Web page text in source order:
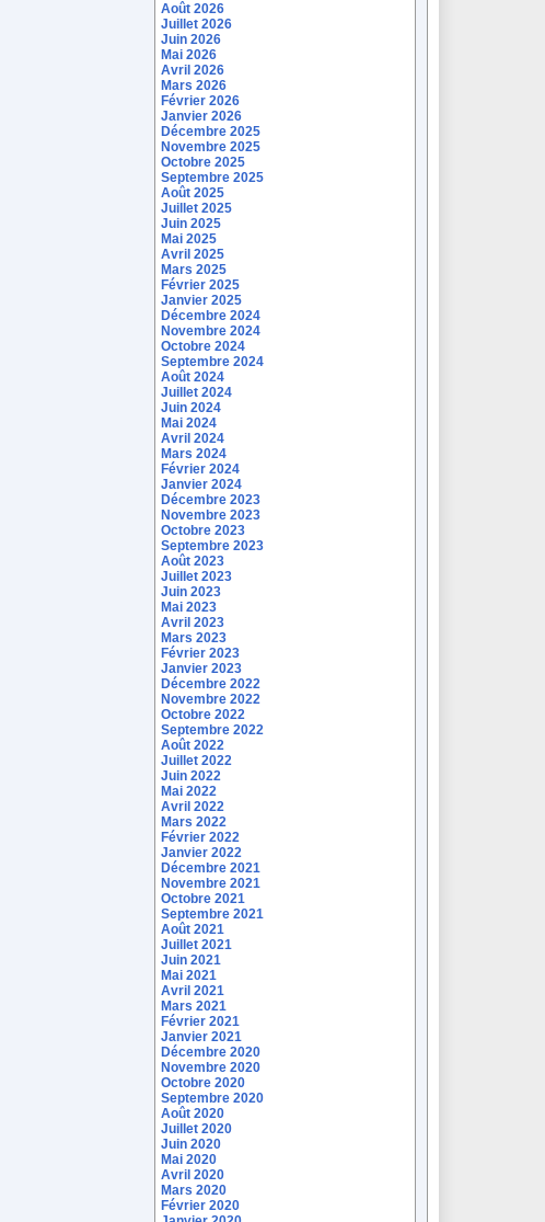
Août 2026
Juillet 2026
Juin 2026
Mai 2026
Avril 2026
Mars 2026
Février 2026
Janvier 2026
Décembre 2025
Novembre 2025
Octobre 2025
Septembre 2025
Août 2025
Juillet 2025
Juin 2025
Mai 2025
Avril 2025
Mars 2025
Février 2025
Janvier 2025
Décembre 2024
Novembre 2024
Octobre 2024
Septembre 2024
Août 2024
Juillet 2024
Juin 2024
Mai 2024
Avril 2024
Mars 2024
Février 2024
Janvier 2024
Décembre 2023
Novembre 2023
Octobre 2023
Septembre 2023
Août 2023
Juillet 2023
Juin 2023
Mai 2023
Avril 2023
Mars 2023
Février 2023
Janvier 2023
Décembre 2022
Novembre 2022
Octobre 2022
Septembre 2022
Août 2022
Juillet 2022
Juin 2022
Mai 2022
Avril 2022
Mars 2022
Février 2022
Janvier 2022
Décembre 2021
Novembre 2021
Octobre 2021
Septembre 2021
Août 2021
Juillet 2021
Juin 2021
Mai 2021
Avril 2021
Mars 2021
Février 2021
Janvier 2021
Décembre 2020
Novembre 2020
Octobre 2020
Septembre 2020
Août 2020
Juillet 2020
Juin 2020
Mai 2020
Avril 2020
Mars 2020
Février 2020